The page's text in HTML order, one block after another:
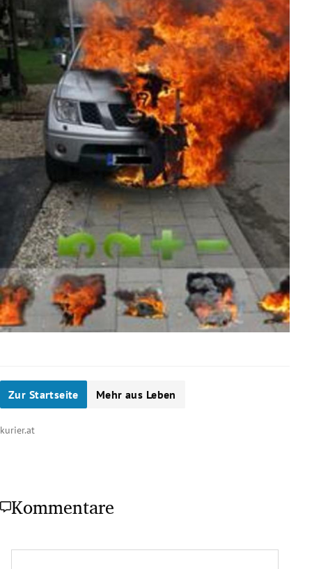
Zur Startseite Mehr aus Leben
kurier.at
Kommentare